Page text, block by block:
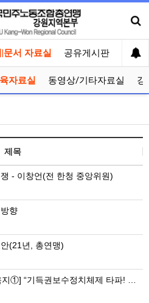
문서 자료실 공유게시판 선거
자료실 동영상/기타자료실 강
제목
- 이창언(전 한청 중앙위원)
향
(21년, 총연맹)
득권보수정치체제 타파! 정치제도개혁!”